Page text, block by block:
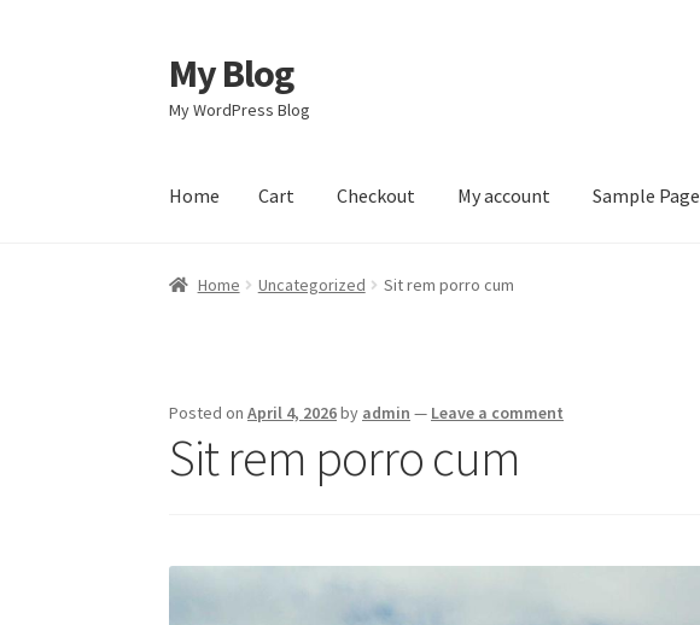
Skip
to
navigation
Skip
to
content
My Blog
My WordPress Blog
Home Cart Checkout My account Sample Page
Home Checkout My account
Home Uncategorized Sit rem porro cum
Posted onApril 4, 2026by admin — Leave a comment
Sit rem porro cum